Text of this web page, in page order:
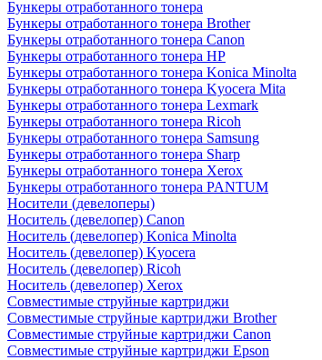
Бункеры отработанного тонера
Бункеры отработанного тонера Brother
Бункеры отработанного тонера Canon
Бункеры отработанного тонера HP
Бункеры отработанного тонера Konica Minolta
Бункеры отработанного тонера Kyocera Mita
Бункеры отработанного тонера Lexmark
Бункеры отработанного тонера Ricoh
Бункеры отработанного тонера Samsung
Бункеры отработанного тонера Sharp
Бункеры отработанного тонера Xerox
Бункеры отработанного тонера PANTUM
Носители (девелоперы)
Носитель (девелопер) Canon
Носитель (девелопер) Konica Minolta
Носитель (девелопер) Kyocera
Носитель (девелопер) Ricoh
Носитель (девелопер) Xerox
Совместимые струйные картриджи
Совместимые струйные картриджи Brother
Совместимые струйные картриджи Canon
Совместимые струйные картриджи Epson